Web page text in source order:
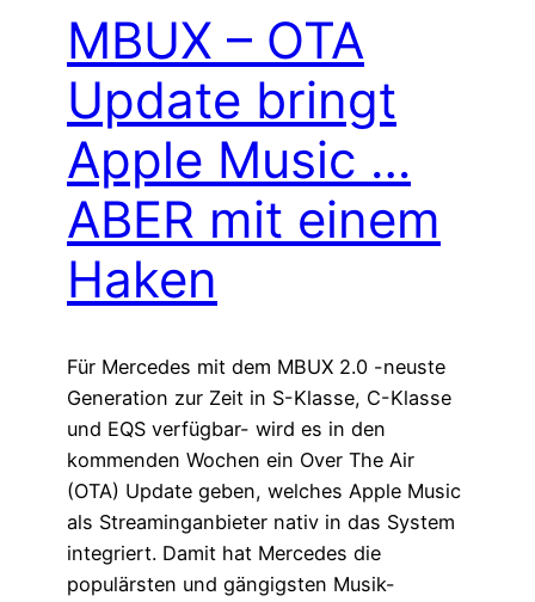
MBUX – OTA
Update bringt
Apple Music …
ABER mit einem
Haken
Für Mercedes mit dem MBUX 2.0 -neuste
Generation zur Zeit in S-Klasse, C-Klasse
und EQS verfügbar- wird es in den
kommenden Wochen ein Over The Air
(OTA) Update geben, welches Apple Music
als Streaminganbieter nativ in das System
integriert. Damit hat Mercedes die
populärsten und gängigsten Musik-